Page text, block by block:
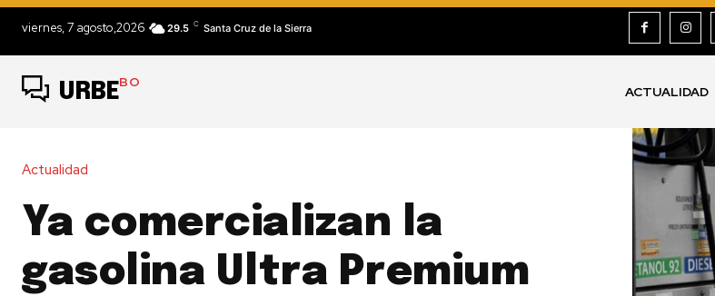
viernes, 7 agosto,2026 29.5 C Santa Cruz de la Sierra
URBEBO
ACTUALIDAD
Actualidad
Ya comercializan la
gasolina Ultra Premium